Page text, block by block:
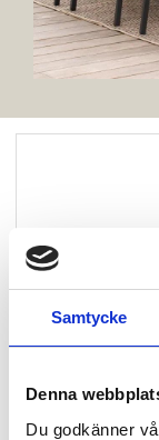
Samtycke
Denna
Du godkänner